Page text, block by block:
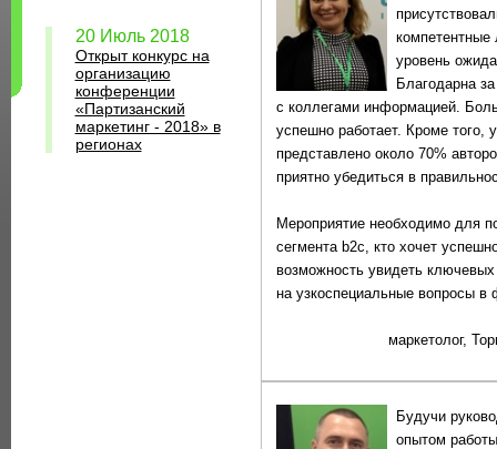
20 Июль 2018
Открыт конкурс на
организацию
конференции
«Партизанский
маркетинг - 2018» в
регионах
уровень
Благодарна
с коллегами информацией.
успешно работает. Кроме того,
представлено около 70%
приятно убедиться в
Мероприятие необходимо для
сегмента b2c, кто хочет
возможность увидеть ключевых
на узкоспециальные вопросы в
маркетолог,
Будучи
опытом